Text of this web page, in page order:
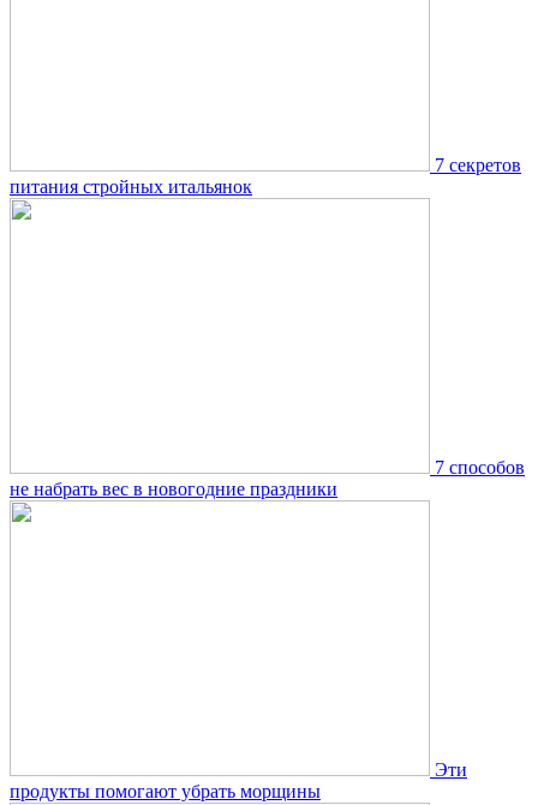
7 секретов
питания стройных итальянок
7 способов
не набрать вес в новогодние праздники
Эти
продукты помогают убрать морщины